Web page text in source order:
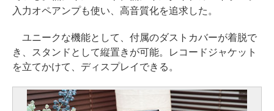
入力オペアンプも使い、高音質化を追求した。
ユニークな機能として、付属のダストカバーが着脱で
き、スタンドとして縦置きが可能。レコードジャケット
を立てかけて、ディスプレイできる。